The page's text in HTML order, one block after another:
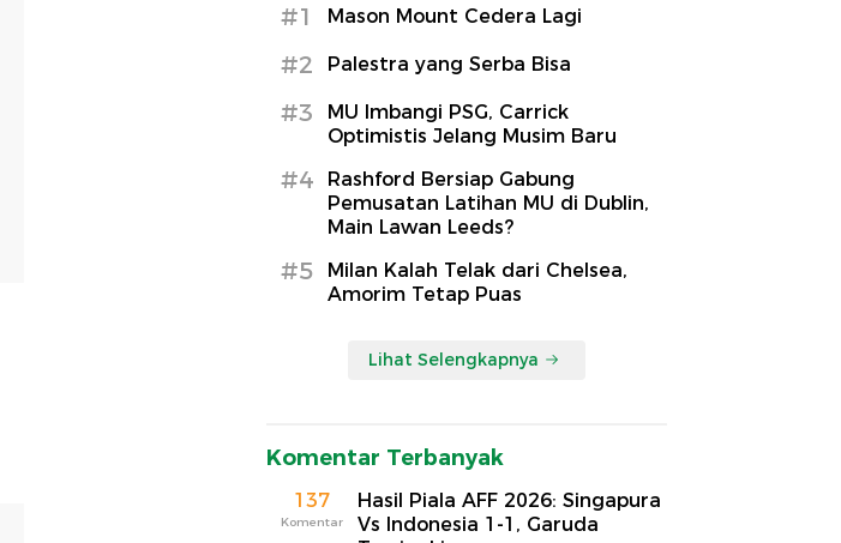
#1 Mason Mount Cedera Lagi
#2 Palestra yang Serba Bisa
#3
MU Imbangi PSG, Carrick
Optimistis Jelang Musim Baru
#4
Rashford Bersiap Gabung
Pemusatan Latihan MU di Dublin,
Main Lawan Leeds?
#5
Milan Kalah Telak dari Chelsea,
Amorim Tetap Puas
Lihat Selengkapnya
Komentar Terbanyak
137
Komentar
Hasil Piala AFF 2026: Singapura
Vs Indonesia 1-1, Garuda